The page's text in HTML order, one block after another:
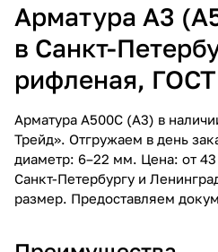
Арматура А3
в Санкт-
рифленая,
Арматура А500С (А3) в
Трейд». Отгружаем в день
диаметр: 6–22 мм. Цена: от
Санкт-Петербургу и
размер. Предоставляем